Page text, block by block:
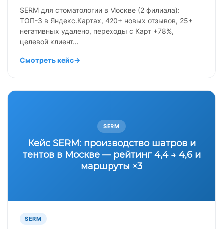
SERM для стоматологии в Москве (2 филиала):
ТОП-3 в Яндекс.Картах, 420+ новых отзывов, 25+
негативных удалено, переходы с Карт +78%,
целевой клиент…
Смотреть кейс→
SERM
Кейс SERM: производство шатров и
тентов в Москве — рейтинг 4,4 → 4,6 и
маршруты ×3
SERM